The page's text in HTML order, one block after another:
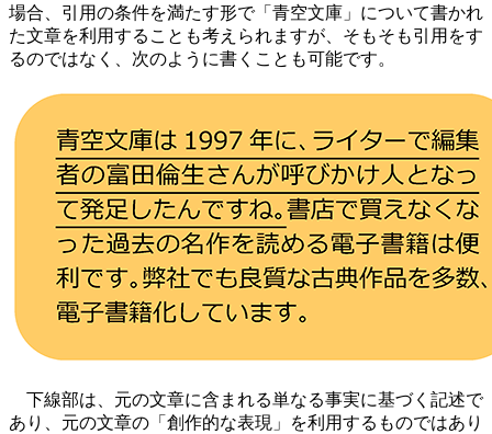
場合、引用の条件を満たす形で「青空文庫」について書かれ
た文章を利用することも考えられますが、そもそも引用をす
るのではなく、次のように書くことも可能です。
下線部は、元の文章に含まれる単なる事実に基づく記述で
あり、元の文章の「創作的な表現」を利用するものではあり